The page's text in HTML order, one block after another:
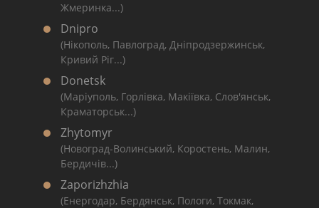
Жмеринка...)
Dnipro
(Нікополь, Павлоград, Дніпродзержинськ,
Кривий Ріг...)
Donetsk
(Маріуполь, Горлівка, Макіївка, Слов'янськ,
Краматорськ...)
Zhytomyr
(Новоград-Волинський, Коростень, Малин,
Бердичів...)
Zaporizhzhia
(Енергодар, Бердянськ, Пологи, Токмак,